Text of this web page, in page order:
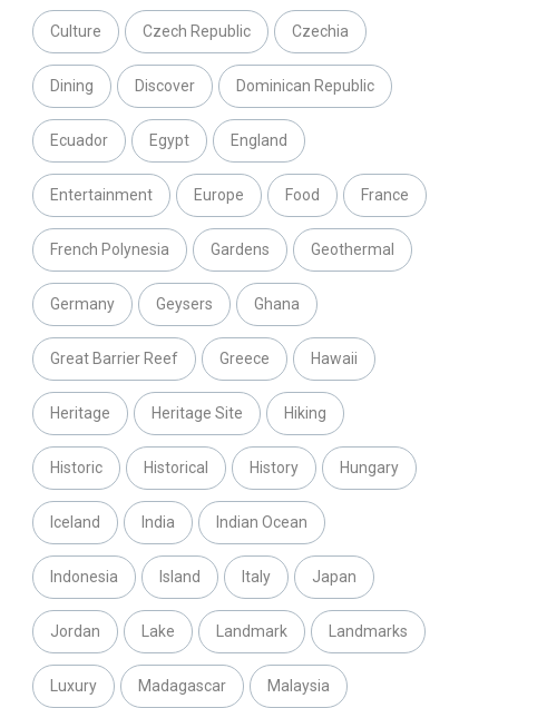
Culture Czech Republic Czechia
Dining Discover Dominican Republic
Ecuador Egypt England
Entertainment Europe Food France
French Polynesia Gardens Geothermal
Germany Geysers Ghana
Great Barrier Reef Greece Hawaii
Heritage Heritage Site Hiking
Historic Historical History Hungary
Iceland India Indian Ocean
Indonesia Island Italy Japan
Jordan Lake Landmark Landmarks
Luxury Madagascar Malaysia